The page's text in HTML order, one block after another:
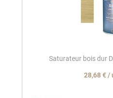
Saturateur bois dur
28,68 € /